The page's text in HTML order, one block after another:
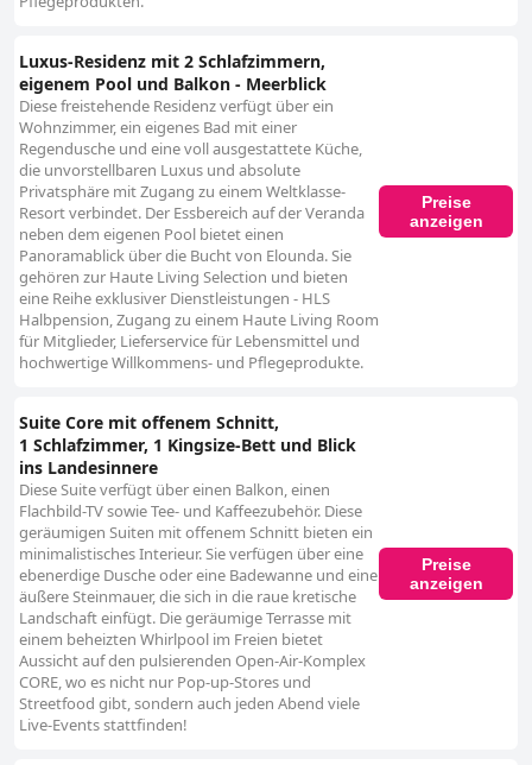
Luxus-Residenz mit 2 Schlafzimmern,
eigenem Pool und Balkon - Meerblick
Diese freistehende Residenz verfügt über ein
Wohnzimmer, ein eigenes Bad mit einer
Regendusche und eine voll ausgestattete Küche,
die unvorstellbaren Luxus und absolute
Privatsphäre mit Zugang zu einem Weltklasse-
Resort verbindet. Der Essbereich auf der Veranda
neben dem eigenen Pool bietet einen
Panoramablick über die Bucht von Elounda. Sie
gehören zur Haute Living Selection und bieten
eine Reihe exklusiver Dienstleistungen - HLS
Halbpension, Zugang zu einem Haute Living Room
für Mitglieder, Lieferservice für Lebensmittel und
hochwertige Willkommens- und Pflegeprodukte.
Preise
anzeigen
Suite Core mit offenem Schnitt,
1 Schlafzimmer, 1 Kingsize-Bett und Blick
ins Landesinnere
Diese Suite verfügt über einen Balkon, einen
Flachbild-TV sowie Tee- und Kaffeezubehör. Diese
geräumigen Suiten mit offenem Schnitt bieten ein
minimalistisches Interieur. Sie verfügen über eine
ebenerdige Dusche oder eine Badewanne und eine
äußere Steinmauer, die sich in die raue kretische
Landschaft einfügt. Die geräumige Terrasse mit
einem beheizten Whirlpool im Freien bietet
Aussicht auf den pulsierenden Open-Air-Komplex
CORE, wo es nicht nur Pop-up-Stores und
Streetfood gibt, sondern auch jeden Abend viele
Live-Events stattfinden!
Preise
anzeigen